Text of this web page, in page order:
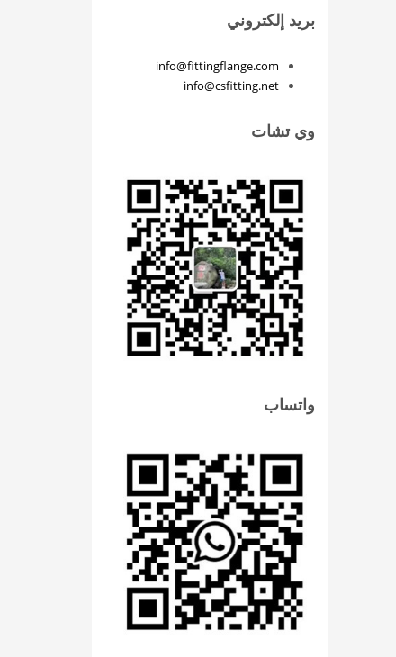
بريد إلكتروني
info@fittingflange.com
info@csfitting.net
وي تشات
واتساب